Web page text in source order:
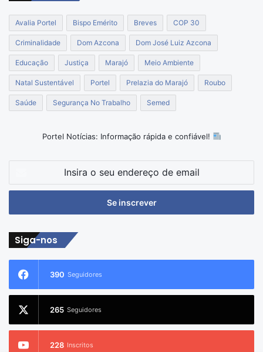
Avalia Portel Bispo Emérito Breves COP 30
Criminalidade Dom Azcona Dom José Luiz Azcona
Educação Justiça Marajó Meio Ambiente
Natal Sustentável Portel Prelazia do Marajó Roubo
Saúde Segurança No Trabalho Semed
Portel Notícias: Informação rápida e confiável!
seu
de
Siga-nos
390 Seguidores
265 Seguidores
228 Inscritos